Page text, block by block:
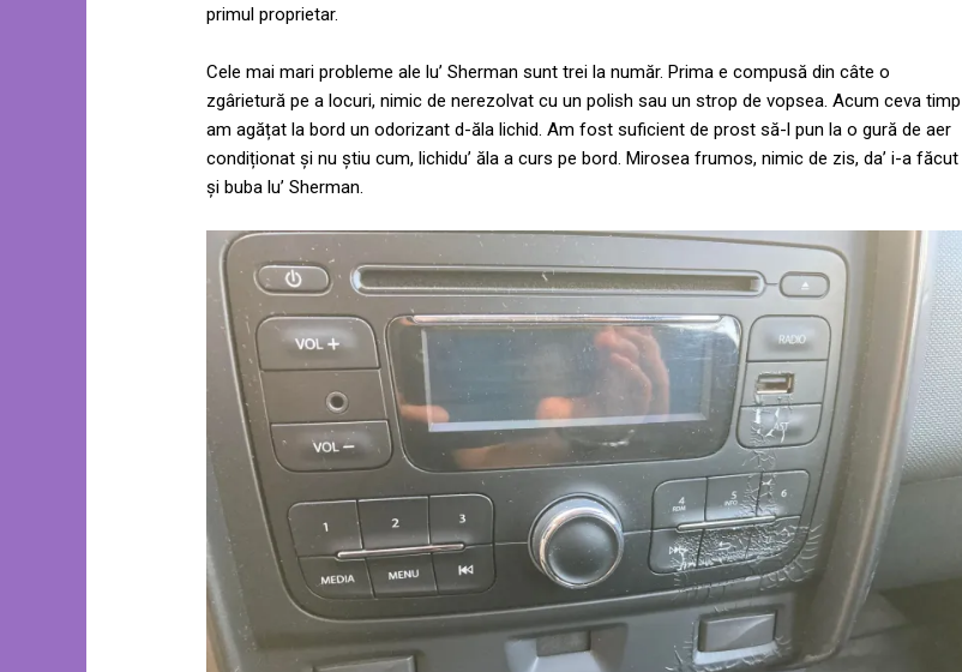
primul proprietar.
Cele mai mari probleme ale lu’ Sherman sunt trei la număr. Prima e compusă din câte o
zgârietură pe a locuri, nimic de nerezolvat cu un polish sau un strop de vopsea. Acum ceva timp
am agățat la bord un odorizant d-ăla lichid. Am fost suficient de prost să-l pun la o gură de aer
condiționat și nu știu cum, lichidu’ ăla a curs pe bord. Mirosea frumos, nimic de zis, da’ i-a făcut
și buba lu’ Sherman.